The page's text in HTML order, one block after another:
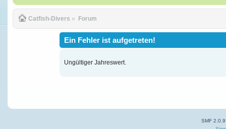
Catfish-Divers » Forum
Ein Fehler ist aufgetreten!
Ungültiger Jahreswert.
SMF 2.0.9